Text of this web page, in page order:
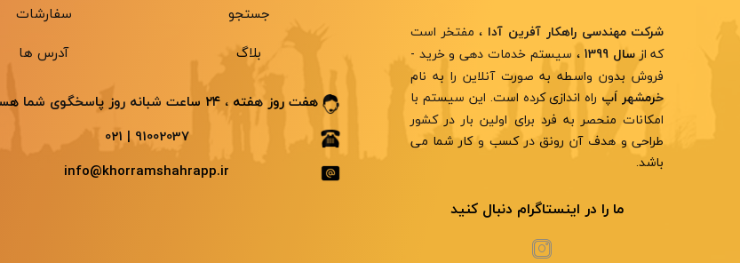
شرکت مهندسی راهکار آفرین آدا ، مفتخر است
که ازسال 1399
، سیستم خدمات دهی و خرید -
فروش بدون واسطه به صورت آنلاین را به نام
خرمشهر اَپ راه اندازی کرده است. این سیستم با
امکانات منحصر به فرد برای اولین بار در کشور
طراحی و هدف آن رونق در کسب و کار شما می
باشد.
ما را در اینستاگرام دنبال کنید
جستجو
بلاگ
سفارشات
آدرس ها
هفت روز هفته ، ۲۴ ساعت شبانه ‌روز پاسخگوی شما هستیم
91002037 | 021
info@khorramshahrapp.ir